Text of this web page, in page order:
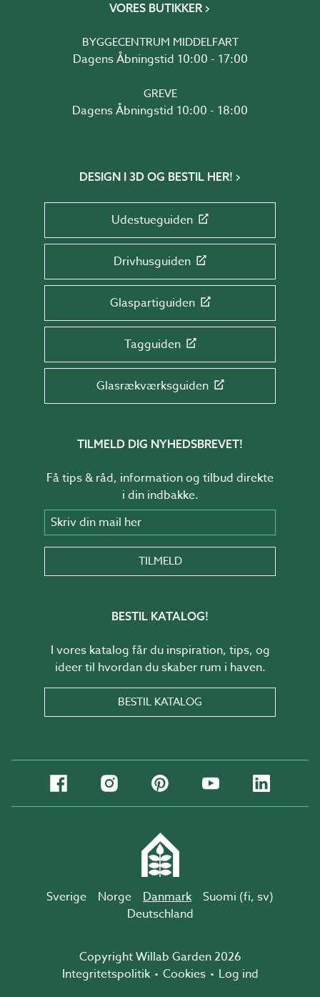
VORES BUTIKKER
BYGGECENTRUM MIDDELFART
Dagens Åbningstid 10:00 - 17:00
GREVE
Dagens Åbningstid 10:00 - 18:00
DESIGN I 3D OG BESTIL HER!
Udestueguiden
Drivhusguiden
Glaspartiguiden
Tagguiden
Glasrækværksguiden
TILMELD DIG NYHEDSBREVET!
Få tips & råd, information og tilbud direkte
i din indbakke.
Skriv din mail her
TILMELD
BESTIL KATALOG!
I vores katalog får du inspiration, tips, og
ideer til hvordan du skaber rum i haven.
BESTIL KATALOG
Sverige Norge Danmark Suomi (fi, sv)
Deutschland
Copyright Willab Garden 2026
Integritetspolitik
Cookies Log ind